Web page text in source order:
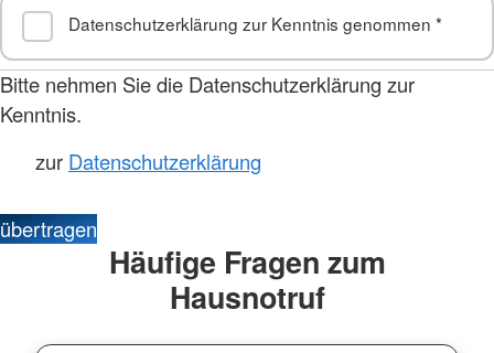
Datenschutzerklärung zur Kenntnis genommen *
Bitte nehmen Sie die Datenschutzerklärung zur
Kenntnis.
zur Datenschutzerklärung
übertragen
Häufige Fragen zum
Hausnotruf